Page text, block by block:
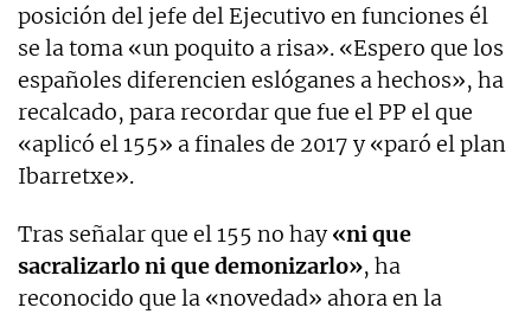
posición del jefe del Ejecutivo en funciones él
se la toma «un poquito a risa». «Espero que los
españoles diferencien eslóganes a hechos», ha
recalcado, para recordar que fue el PP el que
«aplicó el 155» a finales de 2017 y «paró el plan
Ibarretxe».
Tras señalar que el 155 no hay«ni que
sacralizarlo ni que demonizarlo», ha
reconocido que la «novedad» ahora en la